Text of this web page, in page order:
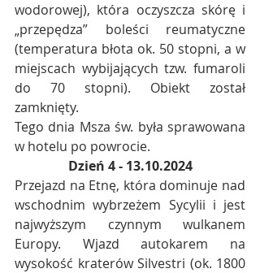
wodorowej), która oczyszcza skórę i
„przepędza” boleści reumatyczne
(temperatura błota ok. 50 stopni, a w
miejscach wybijających tzw. fumaroli
do 70 stopni). Obiekt został
zamknięty.
Tego dnia Msza św. była sprawowana
w hotelu po powrocie.
Dzień 4 - 13.10.2024
Przejazd na Etnę, która dominuje nad
wschodnim wybrzeżem Sycylii i jest
najwyższym czynnym wulkanem
Europy. Wjazd autokarem na
wysokość kraterów Silvestri (ok. 1800